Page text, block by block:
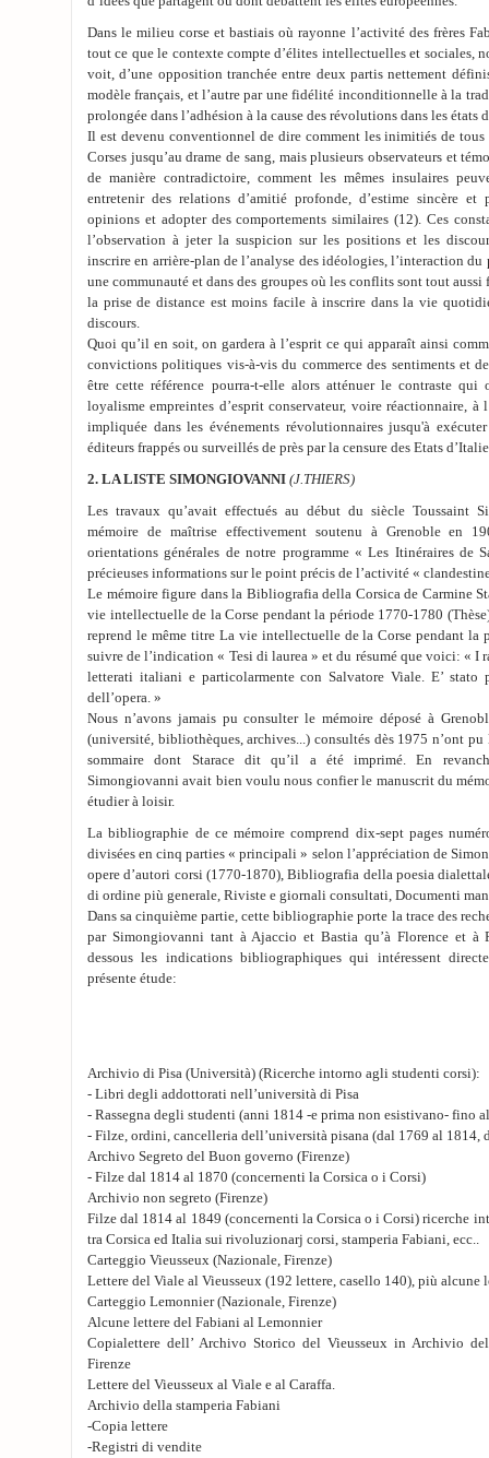
Dans le milieu corse et bastiais où rayonne l’activité des frères
tout ce que le contexte compte d’élites intellectuelles et sociales,
voit, d’une opposition tranchée entre deux partis nettement
modèle français, et l’autre par une fidélité inconditionnelle à la
prolongée dans l’adhésion à la cause des révolutions dans les états
Il est devenu conventionnel de dire comment les inimitiés de tous
Corses jusqu’au drame de sang, mais plusieurs observateurs et
de manière contradictoire, comment les mêmes insulaires
entretenir des relations d’amitié profonde, d’estime sincère et
opinions et adopter des comportements similaires (12). Ces
l’observation à jeter la suspicion sur les positions et les
inscrire en arrière-plan de l’analyse des idéologies, l’interaction
une communauté et dans des groupes où les conflits sont tout
la prise de distance est moins facile à inscrire dans la vie
discours.
Quoi qu’il en soit, on gardera à l’esprit ce qui apparaît ainsi
convictions politiques vis-à-vis du commerce des sentiments et
être cette référence pourra-t-elle alors atténuer le contraste qui
loyalisme empreintes d’esprit conservateur, voire réactionnaire, à
impliquée dans les événements révolutionnaires jusqu'à
éditeurs frappés ou surveillés de près par la censure des Etats
2. LA LISTE SIMONGIOVANNI (J.THIERS)
Les travaux qu’avait effectués au début du siècle Toussaint
mémoire de maîtrise effectivement soutenu à Grenoble en
orientations générales de notre programme « Les Itinéraires de
précieuses informations sur le point précis de l’activité «
Le mémoire figure dans la Bibliografia della Corsica de Carmine
vie intellectuelle de la Corse pendant la période 1770-1780
reprend le même titre La vie intellectuelle de la Corse pendant la
suivre de l’indication « Tesi di laurea » et du résumé que voici: « I
letterati italiani e particolarmente con Salvatore Viale. E’ stato
dell’opera. »
Nous n’avons jamais pu consulter le mémoire déposé à
(université, bibliothèques, archives...) consultés dès 1975 n’ont
sommaire dont Starace dit qu’il a été imprimé. En
Simongiovanni avait bien voulu nous confier le manuscrit du
étudier à loisir.
La bibliographie de ce mémoire comprend dix-sept pages
divisées en cinq parties « principali » selon l’appréciation de
opere d’autori corsi (1770-1870), Bibliografia della poesia
di ordine più generale, Riviste e giornali consultati, Documenti
Dans sa cinquième partie, cette bibliographie porte la trace des
par Simongiovanni tant à Ajaccio et Bastia qu’à Florence et à
dessous les indications bibliographiques qui intéressent
présente étude:
Archivio di Pisa (Università) (Ricerche intorno agli studenti corsi):
- Libri degli addottorati nell’università di Pisa
- Rassegna degli studenti (anni 1814 -e prima non esistivano- fino
- Filze, ordini, cancelleria dell’università pisana (dal 1769 al 1814,
Archivo Segreto del Buon governo (Firenze)
- Filze dal 1814 al 1870 (concernenti la Corsica o i Corsi)
Archivio non segreto (Firenze)
Filze dal 1814 al 1849 (concernenti la Corsica o i Corsi) ricerche
tra Corsica ed Italia sui rivoluzionarj corsi, stamperia Fabiani, ecc..
Carteggio Vieusseux (Nazionale, Firenze)
Lettere del Viale al Vieusseux (192 lettere, casello 140), più alcune
Carteggio Lemonnier (Nazionale, Firenze)
Alcune lettere del Fabiani al Lemonnier
Copialettere dell’ Archivo Storico del Vieusseux in Archivio
Firenze
Lettere del Vieusseux al Viale e al Caraffa.
Archivio della stamperia Fabiani
-Copia lettere
-Registri di vendite